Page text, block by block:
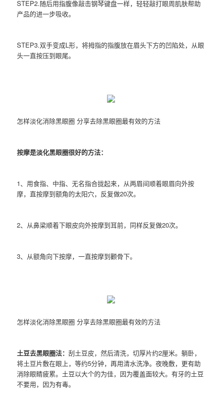
STEP2.随后用指腹像敲击钢琴键盘一样，轻轻敲打眼周肌肤帮助
产品的进一步吸收。
STEP3.双手变成L形，将拇指的指腹放在眉头下方的凹陷处，从眼
头一直按压到眼尾。
怎样淡化消除黑眼圈 分享去除黑眼圈最有效的方法
按摩是淡化黑眼圈很好的方法：
1、用食指、中指、无名指合拢起来，从两眉间顺着眼眉向外按
摩，直按摩到额角的太阳穴，反复做20次。
2、从鼻梁顺着下眼皮向外按摩到耳前，同样反复做20次。
3、从额角向下按摩，一直按摩到颧骨下。
怎样淡化消除黑眼圈 分享去除黑眼圈最有效的方法
土豆去黑眼圈法：刮土豆皮，然后清洗，切厚片约2厘米。躺卧，
将土豆片敷在眼上，等约5分钟，再用清水洗净。夜晚敷，更有助
消除眼睛疲累。土豆以大个的为佳，因为覆盖面较大。有牙的土豆
不要用，因为有毒。